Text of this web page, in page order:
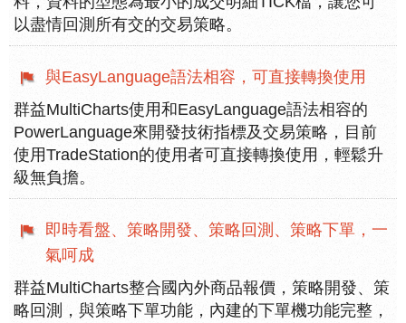
以盡情回測所有交的交易策略。
與EasyLanguage語法相容，可直接轉換使用
群益MultiCharts使用和EasyLanguage語法相容的
PowerLanguage來開發技術指標及交易策略，目前
使用TradeStation的使用者可直接轉換使用，輕鬆升
級無負擔。
即時看盤、策略開發、策略回測、策略下單，一
氣呵成
群益MultiCharts整合國內外商品報價，策略開發、策
略回測，與策略下單功能，內建的下單機功能完整，